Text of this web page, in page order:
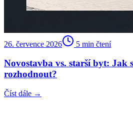
26. července 2026 5 min čtení
Novostavba vs. starší byt: Jak
rozhodnout?
Číst dále →